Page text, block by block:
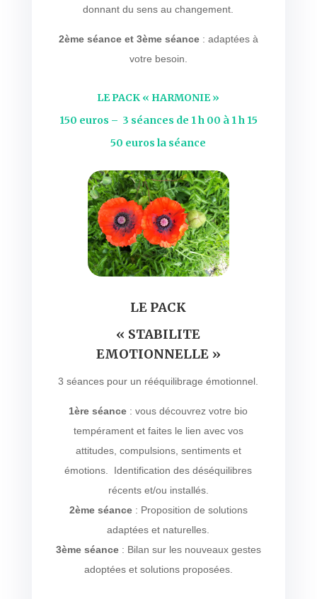
donnant du sens au changement.
2ème séance et 3ème séance: adaptées à
votre besoin.
LE PACK « HARMONIE »
150 euros – 3 séances de 1 h 00 à 1 h 15
50 euros la séance
LE PACK
« STABILITE
EMOTIONNELLE »
3 séances pour un rééquilibrage émotionnel.
1ère séance : vous découvrez votre bio
tempérament et faites le lien avec vos
attitudes, compulsions, sentiments et
émotions. Identification des déséquilibres
récents et/ou installés.
2ème séance: Proposition de solutions
adaptées et naturelles.
3ème séance: Bilan sur les nouveaux gestes
adoptées et solutions proposées.